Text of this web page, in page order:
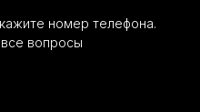
номер телефона.
вопросы